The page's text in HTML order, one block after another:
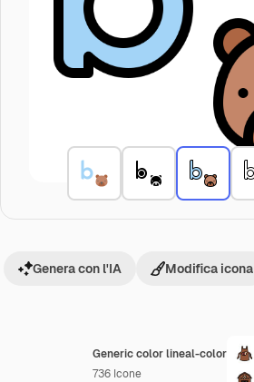
Generic color lineal-color
736 Icone
Genera con l'IA Modifica icona